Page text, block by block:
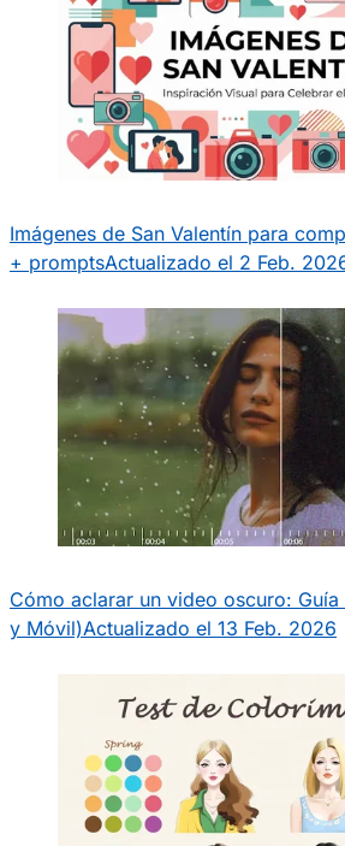
Imágenes de San Valentín para
+ promptsActualizado el 2 Feb.
Cómo aclarar un video oscuro:
y Móvil)Actualizado el 13 Feb. 2026